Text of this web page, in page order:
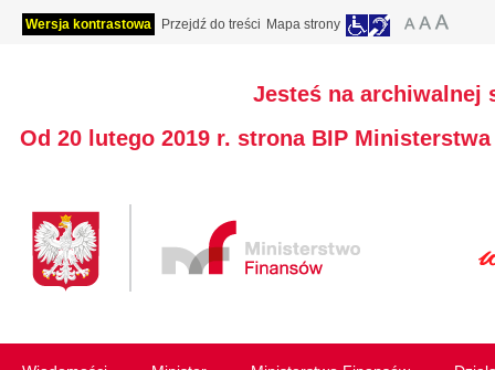
Wersja kontrastowa Przejdź do treści Mapa strony
Jesteś na archiwalnej
Od 20 lutego 2019 r. strona BIP